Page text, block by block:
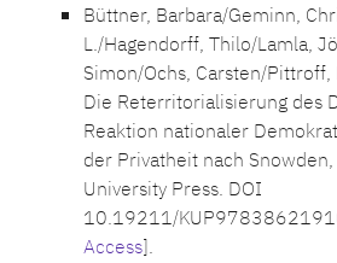
Büttner, Barbara/Geminn,
L./Hagendorff, Thilo/Lamla,
Simon/Ochs, Carsten/
Die Reterritorialisierung des
Reaktion nationaler
der Privatheit nach Snowden,
University Press. DOI
10.19211/
Access].